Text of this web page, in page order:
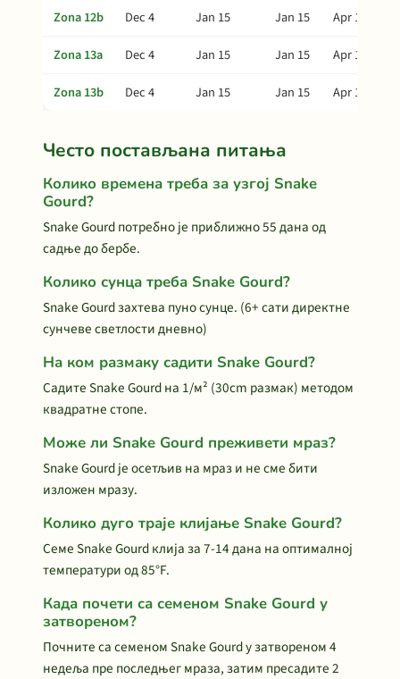
Zona 12b Dec 4 Jan 15 Jan 15
Apr 15
Zona 13a
Dec 4 Jan 15 Jan 15
Apr 15
Zona 13b
Dec 4 Jan 15 Jan 15 Apr 15
Често постављана питања
Колико времена треба за узгој Snake
Gourd?
Snake Gourd потребно је приближно 55 дана од
садње до бербе.
Колико сунца треба Snake Gourd?
Snake Gourd захтева пуно сунце. (6+ сати директне
сунчеве светлости дневно)
На ком размаку садити Snake Gourd?
Садите Snake Gourd на 1/м² (30cm размак) методом
квадратне стопе.
Може ли Snake Gourd преживети мраз?
Snake Gourd је осетљив на мраз и не сме бити
изложен мразу.
Колико дуго траје клијање Snake Gourd?
Семе Snake Gourd клија за 7-14 дана на оптималној
температури од 85°F.
Када почети са семеном Snake Gourd у
затвореном?
Почните са семеном Snake Gourd у затвореном 4
недеља пре последњег мраза, затим пресадите 2